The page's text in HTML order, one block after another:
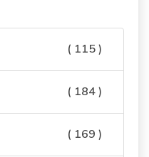
( 115 )
( 184 )
( 169 )